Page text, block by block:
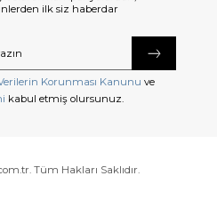
ilk siz haberdar
Korunması Kanunu ve
kabul etmiş olursunuz.
Tüm Hakları Saklıdır.